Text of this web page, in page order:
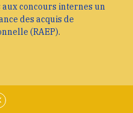
concours internes un
des acquis de
(RAEP).